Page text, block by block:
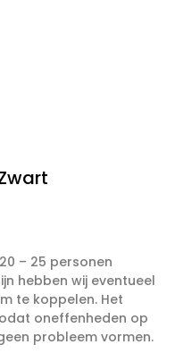
– 25 personen
hebben wij eventueel
te koppelen. Het
oneffenheden op
probleem vormen.